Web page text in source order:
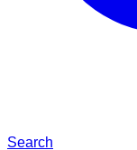
Search